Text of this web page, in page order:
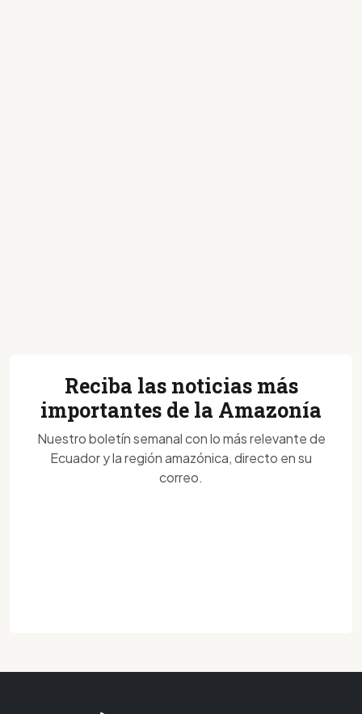
Reciba las noticias más
importantes de la Amazonía
Nuestro boletín semanal con lo más relevante de
Ecuador y la región amazónica, directo en su
correo.